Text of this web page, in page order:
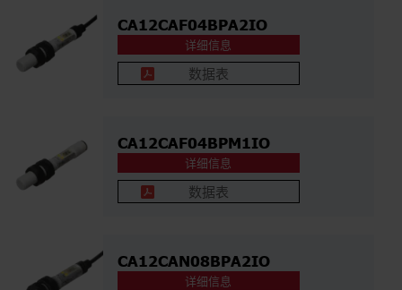
CA12CAF04BPA2IO
详细信息
数据表
CA12CAF04BPM1IO
详细信息
数据表
CA12CAN08BPA2IO
详细信息